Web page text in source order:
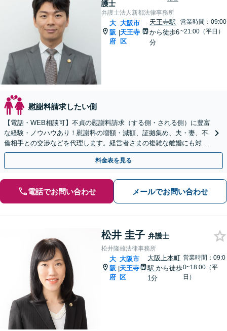
護士
弁護士法人新都法律事務所
大
阪
府
|
大阪市
天王寺
区
天王寺駅
から徒歩6
分
営業時間：09:00
~21:00（平日）
慰謝料請求したい側
【電話・WEB相談可】不貞の慰謝料請求（する側・される側）に豊富
な経験・ノウハウあり！慰謝料の増額・減額、証拠集め、夫・妻、不
倫相手との交渉などを代理します。経営者さまの複雑な離婚にも対応
◎【休日相談あり】【英語・韓国語対応】
料金表を見る
電話でお問い合わせ メールでお問い合わせ
松井 圭子 弁護士
松井隆雄法律事務所
大
阪
府
|
大阪市
天王寺
区
大阪上本町
駅から徒歩
1分
営業時間：09:0
0~18:00（平
日）